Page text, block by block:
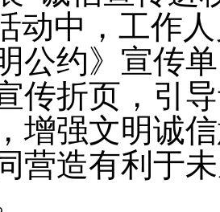
动中，工作
公约》宣传
传折页，引
增强文明诚
营造有利于